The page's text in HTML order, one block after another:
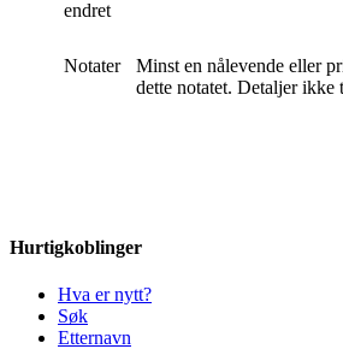
endret
Notater
Minst en nålevende eller
dette notatet. Detaljer ikke
Hurtigkoblinger
Hva er nytt?
Søk
Etternavn